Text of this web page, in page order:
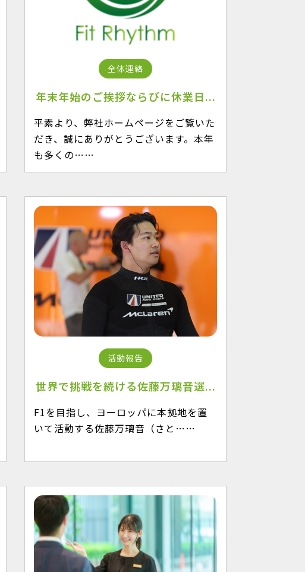
全体連絡
年末年始のご挨拶ならびに休業日...
平素より、弊社ホームページをご覧いた
だき、誠にありがとうございます。本年
も多くの……
活動報告
世界で挑戦を続ける佐藤万璃音選...
F1を目指し、ヨーロッパに本拠地を置
いて活動する佐藤万璃音（さと……